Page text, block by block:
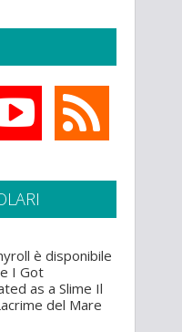
è disponibile
I Got
as a Slime Il
del Mare